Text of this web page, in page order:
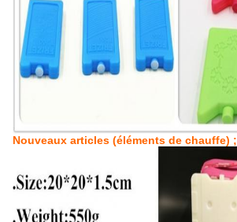
Nouveaux articles (éléments de chauffe) ;